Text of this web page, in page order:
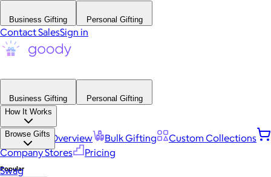
Business Gifting Personal Gifting
Contact SalesSign in
Business Gifting
Personal Gifting
How It Works
Platform Overview Bulk Gifting
Custom Collections
Company Stores
Pricing
Browse Gifts
Popular
Swag